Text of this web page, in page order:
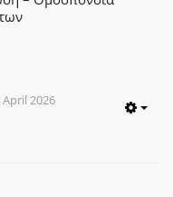
April 2026